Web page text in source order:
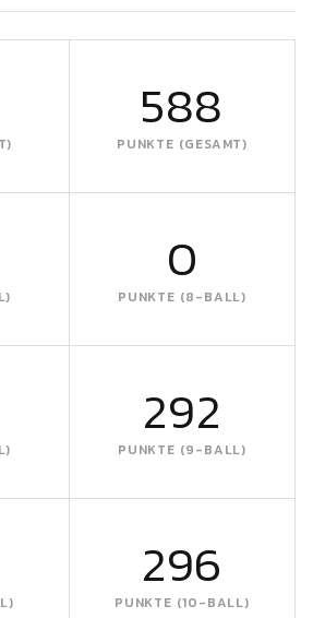
588
PUNKTE (GESAMT)
0
PUNKTE (8-BALL)
292
PUNKTE (9-BALL)
296
PUNKTE (10-BALL)